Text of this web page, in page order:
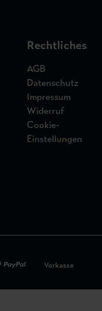
Rechtliches
AGB
Datenschutz
Impressum
Widerruf
Cookie-
Einstellungen